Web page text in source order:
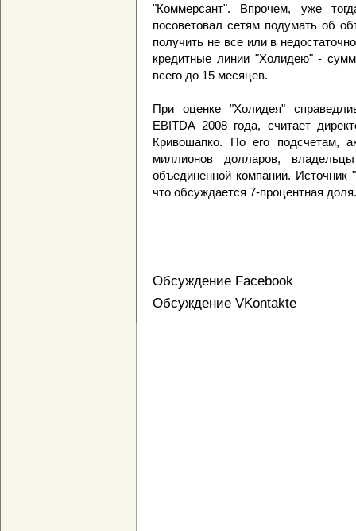
"Коммерсант". Впрочем, уже
посоветовал сетям подумать об
получить не все или в
кредитные линии "Холидею" -
всего до 15 месяцев.
При оценке "Холидея"
EBITDA 2008 года, считает
Кривошапко. По его подсчетам,
миллионов долларов,
объединенной компании. Источник
что обсуждается 7-процентная доля.
Обсуждение Facebook
Обсуждение VKontakte